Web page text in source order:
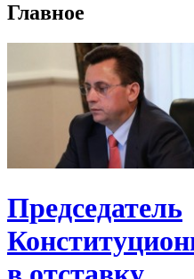
Главное
Председатель